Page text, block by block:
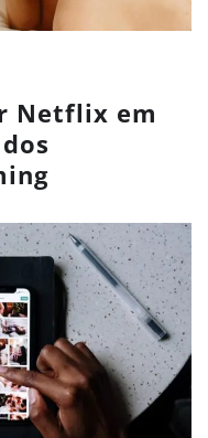
Netflix em